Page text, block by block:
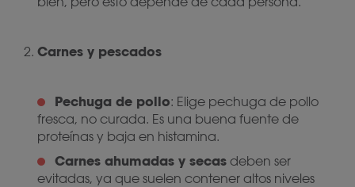
Carnes y pescados
Pechuga de pollo: Elige pechuga de pollo
fresca, no curada. Es una buena fuente de
proteínas y baja en histamina.
Carnes ahumadas y secas deben ser
evitadas, ya que suelen contener altos niveles